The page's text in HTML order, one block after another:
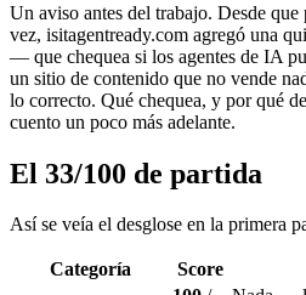
Un aviso antes del trabajo. Desde
vez, isitagentready.com agregó una
— que chequea si los agentes de IA
un sitio de contenido que no vende
lo correcto. Qué chequea, y por qué
cuento un poco más adelante.
El 33/100 de partida
Así se veía el desglose en la primera
Categoría Score